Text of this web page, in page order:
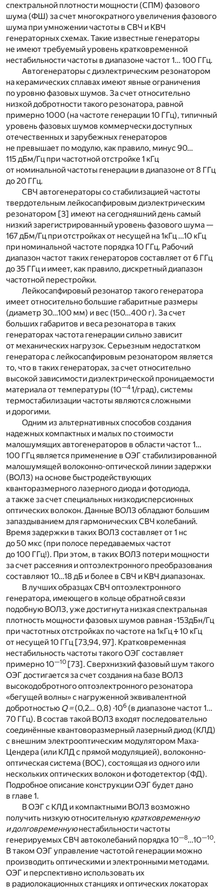
спектральной плотности мощности (СПМ) фазового
шума (ФШ) за счет многократного увеличения фазового
шума при умножении частоты в СВЧ и КВЧ
генераторных схемах. Такие известные генераторы
не имеют требуемый уровень кратковременной
нестабильности частоты в диапазоне частот 1… 100 ГГц.
Автогенераторы с диэлектрическим резонатором
на керамических сплавах имеют явные ограничения
по уровню фазовых шумов. За счет относительно
низкой добротности такого резонатора, равной
примерно 1000 (на частоте генерации 10 ГГц), типичный
уровень фазовых шумов коммерчески доступных
отечественных и зарубежных генераторов
не превышает по модулю, как правило, минус 90…
115 дБм/Гц при частотной отстройке 1 кГц
от номинальной частоты генерации в диапазоне от 8 ГГц
до 20 ГГц.
СВЧ автогенераторы со стабилизацией частоты
твердотельным лейкосапфировым диэлектрическим
резонатором [3] имеют на сегодняшний день самый
низкий зарегистрированный уровень фазового шума —
167 дБм/Гц при отстройках от несущей на 1кГц …10 кГц
при номинальной частоте порядка 10 ГГц. Рабочий
диапазон частот таких генераторов составляет от 6 ГГц
до 35 ГГц и имеет, как правило, дискретный диапазон
частотной перестройки.
Лейкосапфировый резонатор такого генератора
имеет относительно большие габаритные размеры
(диаметр 30…100 мм) и вес (150…400 г). За счет
больших габаритов и веса резонатора в таких
генераторах частота генерации сильно зависит
от механических нагрузок. Серьезным недостатком
генератора с лейкосапфировым резонатором является
то, что в таких генераторах, за счет относительно
высокой зависимости диэлектрической проницаемости
материала от температуры (10—41/град), системы
термостабилизации частоты являются сложными
и дорогими.
Одним из альтернативных способов создания
надежных компактных и малых по стоимости
малошумящих автогенераторов в области частот 1…
100 ГГц является применение в ОЭГ стабилизированной
малошумящей волоконно-оптической линии задержки
(ВОЛЗ) на основе быстродействующих
кванторазмерного лазерного диода и фотодиода,
а также за счет специальных низкодисперсионных
оптических волокон. Данные ВОЛЗ обладают большим
запаздыванием для гармонических СВЧ колебаний.
Время задержки в таких ВОЛЗ составляет от 1 нс
до 50 мкс (при полосе передаваемых частот
до 100 ГГц!). При этом, в таких ВОЛЗ потери мощности
за счет рассеяния и оптоэлектронного преобразования
составляют 10…18 дБ и более в СВЧ и КВЧ диапазонах.
В лучших образцах СВЧ оптоэлектронного
генератора, имеющего в кольце обратной связи
подобную ВОЛЗ, уже достигнута низкая спектральная
плотность мощности фазовых шумов равная -153дБн/Гц
при частотных отстройках по частоте на 1кГц÷10 кГц
от несущей 10 ГГц [73,94, 97]. Кратковременная
нестабильность частоты такого ОЭГ составляет
примерно 10—10 [73]. Сверхнизкий фазовый шум такого
ОЭГ достигается за счет создания на базе ВОЛЗ
высокодобротного оптоэлектронного резонатора
«бегущей волны» с нагруженной эквивалентной
добротностью Q =(0,2… 0,8) ·106 (в диапазоне частот 1…
70 ГГц). В состав такой ВОЛЗ входят последовательно
соединённые квантоворазмерный лазерный диод (КЛД)
с внешним электрооптическим модулятором Маха-
Цендера (или КЛД с прямой модуляцией), волоконно-
оптическая система (ВОС), состоящая из одного или
нескольких оптических волокон и фотодетектор (ФД).
Подробное описание конструкции ОЭГ будет дано
в главе 1.
В ОЭГ с КЛД и компактными ВОЛЗ возможно
получить низкую относительную кратковременную
и долговременнуюнестабильности частоты
генерируемых СВЧ автоколебаний порядка 10—8…10—10.
В таком ОЭГ управление частотой генерации можно
производить оптическими и электронными методами.
ОЭГ и перспективно использовать их
в радиолокационных станциях и оптических локаторах